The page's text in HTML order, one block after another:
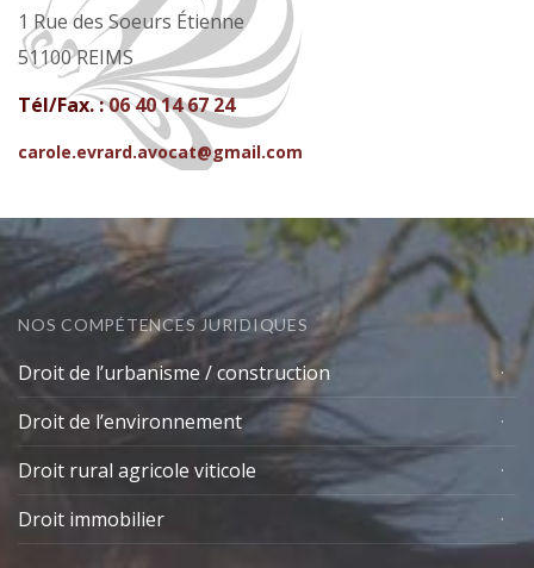
1 Rue des Soeurs Étienne
51100 REIMS
Tél/Fax. :06 40 14 67 24
carole.evrard.avocat@gmail.com
NOS COMPÉTENCES JURIDIQUES
Droit de l’urbanisme / construction
Droit de l’environnement
Droit rural agricole viticole
Droit immobilier